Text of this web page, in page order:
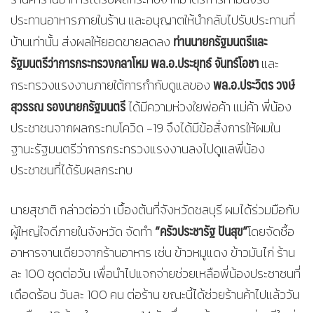
ประทานอาหารภายในร้าน และอนุญาตให้นำกลับไปรับประทานที่
บ้านเท่านั้น ส่งผลให้ยอดขายลดลง ท่านนายกรัฐมนตรีและ
รัฐมนตรีว่าการกระทรวงกลาโหม พล.อ.ประยุทธ์ จันทร์โอชาและ
กระทรวงแรงงานภายใต้การกำกับดูแลของพล.อ.ประวิตร วงษ์
สุวรรณ รองนายกรัฐมนตรีได้มีความห่วงใยพ่อค้า แม่ค้า พี่น้อง
ประชาชนจากผลกระทบโควิด -19 จึงได้มีข้อสั่งการให้ผมใน
ฐานะรัฐมนตรีว่าการกระทรวงแรงงานลงไปดูแลพี่น้อง
ประชาชนที่ได้รับผลกระทบ
นายสุชาติ กล่าวต่อว่า เบื้องต้นที่จังหวัดชลบุรี ผมได้ร่วมมือกับ
ผู้ใหญ่ใจดีภายในจังหวัด จัดทำ“ครัวประชารัฐ ปันสุข”โดยจัดซื้อ
อาหารจานเดียวจากร้านอาหาร เช่น ข้าวหมูแดง ข้าวมันไก่ ร้าน
ละ 100 ชุดต่อวัน เพื่อนำไปแจกจ่ายช่วยเหลือพี่น้องประชาชนที่
เดือดร้อน วันละ 100 คน ต่อร้าน ขณะนี้ได้ช่วยร้านค้าไปแล้ววัน